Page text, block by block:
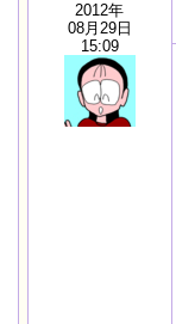
2012年
08月29日
15:09